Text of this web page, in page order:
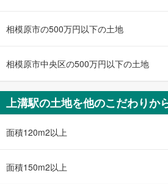
保
す
る
相模原市の500万円以下の土地
相模原市中央区の500万円以下の土地
上溝駅の土地を他のこだわりか
面積120m2以上
面積150m2以上